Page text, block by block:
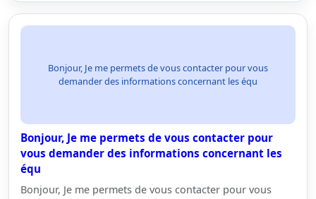
Bonjour, Je me permets de vous contacter pour vous
demander des informations concernant les équ
Bonjour, Je me permets de vous contacter pour
vous demander des informations concernant les
équ
Bonjour, Je me permets de vous contacter pour vous